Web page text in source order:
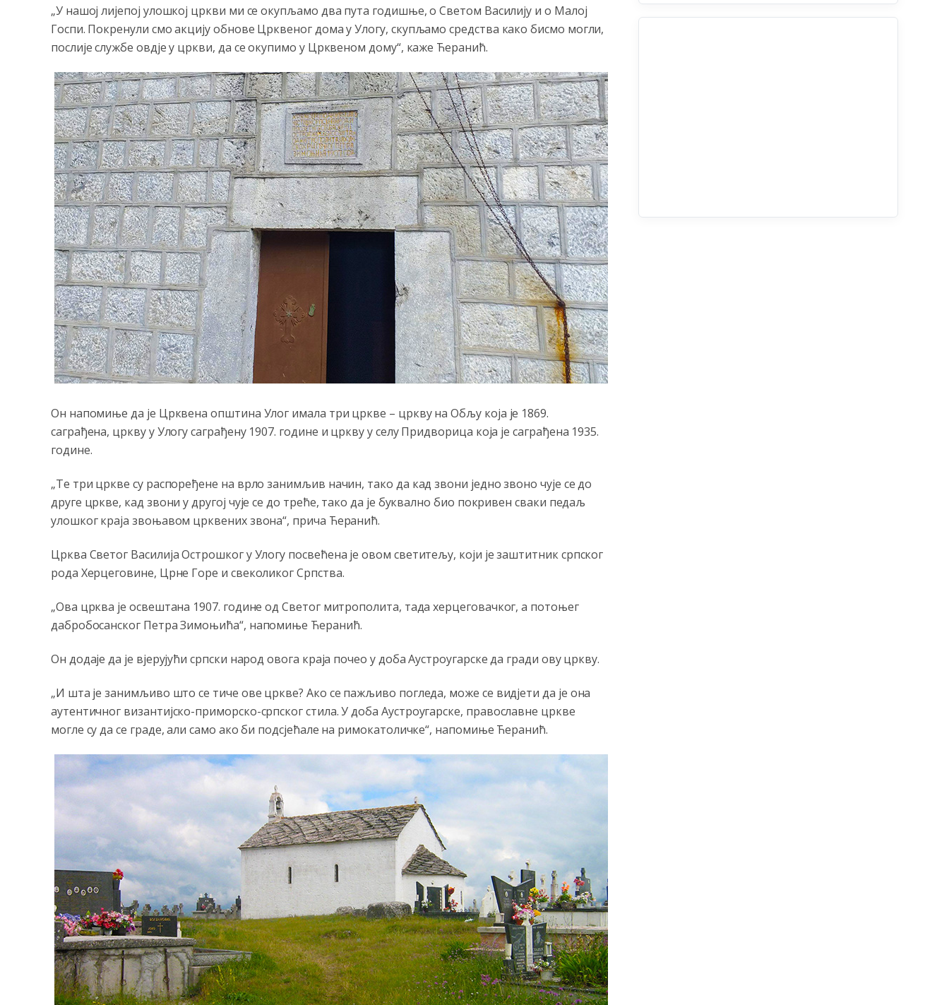
„У нашој лијепој улошкој цркви ми се окупљамо два пута годишње, о Светом Василију и о Малој
Госпи. Покренули смо акцију обнове Црквеног дома у Улогу, скупљамо средства како бисмо могли,
послије службе овд‌је у цркви, да се окупимо у Црквеном дому“, каже Ћеранић.
Он напомиње да је Црквена општина Улог имала три цркве – цркву на Обљу која је 1869.
саграђена, цркву у Улогу саграђену 1907. године и цркву у селу Придворица која је саграђена 1935.
године.
„Те три цркве су распоређене на врло занимљив начин, тако да кад звони једно звоно чује се до
друге цркве, кад звони у другој чује се до треће, тако да је буквално био покривен сваки педаљ
улошког краја звоњавом црквених звона“, прича Ћеранић.
Црква Светог Василија Острошког у Улогу посвећена је овом светитељу, који је заштитник српског
рода Херцеговине, Црне Горе и свеколиког Српства.
„Ова црква је освештана 1907. године од Светог митрополита, тада херцеговачког, а потоњег
дабробосанског Петра Зимоњића“, напомиње Ћеранић.
Он додаје да је вјерујући српски народ овога краја почео у доба Аустроугарске да гради ову цркву.
„И шта је занимљиво што се тиче ове цркве? Ако се пажљиво погледа, може се вид‌јети да је она
аутентичног византијско-приморско-српског стила. У доба Аустроугарске, православне цркве
могле су да се граде, али само ако би подсјећале на римокатоличке“, напомиње Ћеранић.